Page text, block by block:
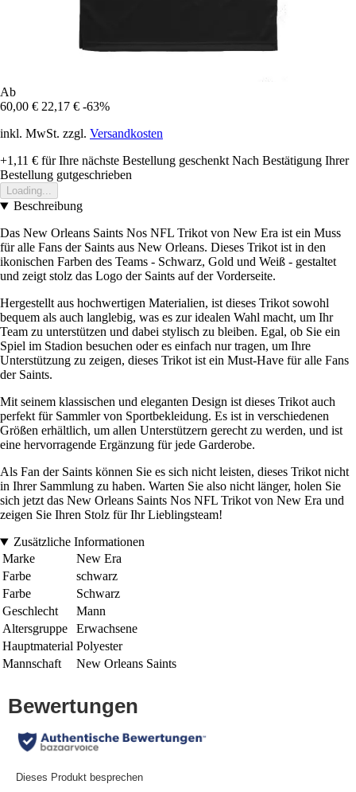
Ab
60,00 € 22,17 € -63%
inkl. MwSt. zzgl. Versandkosten
+1,11 € für Ihre nächste Bestellung geschenkt Nach Bestätigung Ihrer
Bestellung gutgeschrieben
Loading...
Beschreibung
Das New Orleans Saints Nos NFL Trikot von New Era ist ein Muss
für alle Fans der Saints aus New Orleans. Dieses Trikot ist in den
ikonischen Farben des Teams - Schwarz, Gold und Weiß - gestaltet
und zeigt stolz das Logo der Saints auf der Vorderseite.
Hergestellt aus hochwertigen Materialien, ist dieses Trikot sowohl
bequem als auch langlebig, was es zur idealen Wahl macht, um Ihr
Team zu unterstützen und dabei stylisch zu bleiben. Egal, ob Sie ein
Spiel im Stadion besuchen oder es einfach nur tragen, um Ihre
Unterstützung zu zeigen, dieses Trikot ist ein Must-Have für alle Fans
der Saints.
Mit seinem klassischen und eleganten Design ist dieses Trikot auch
perfekt für Sammler von Sportbekleidung. Es ist in verschiedenen
Größen erhältlich, um allen Unterstützern gerecht zu werden, und ist
eine hervorragende Ergänzung für jede Garderobe.
Als Fan der Saints können Sie es sich nicht leisten, dieses Trikot nicht
in Ihrer Sammlung zu haben. Warten Sie also nicht länger, holen Sie
sich jetzt das New Orleans Saints Nos NFL Trikot von New Era und
zeigen Sie Ihren Stolz für Ihr Lieblingsteam!
Zusätzliche Informationen
Marke
New Era
Farbe
schwarz
Farbe
Schwarz
Geschlecht
Mann
Altersgruppe
Erwachsene
Hauptmaterial Polyester
Mannschaft
New Orleans Saints